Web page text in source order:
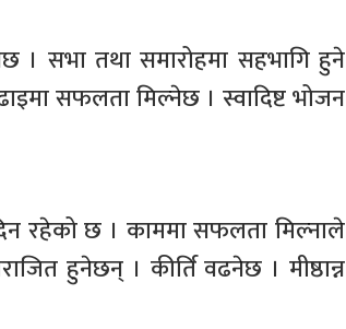
। सभा तथा समारोहमा सहभागि हुने
सफलता मिल्नेछ । स्वादिष्ट भोजन
रहेको छ । काममा सफलता मिल्नाले
हुनेछन् । कीर्ति वढनेछ । मीष्ठान्न